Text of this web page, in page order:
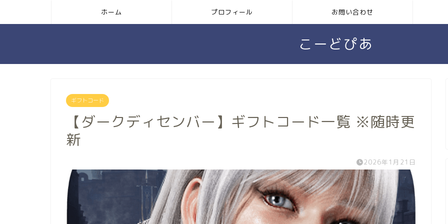
ホーム プロフィール お問い合わせ
こーどぴあ
ギフトコード
【ダークディセンバー】ギフトコード一覧 ※随時更
新
2026年1月21日